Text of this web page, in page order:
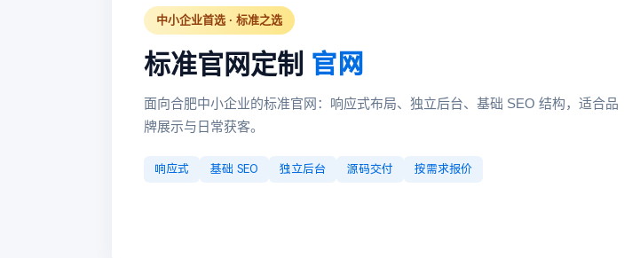
中小企业首选 · 标准之选
标准官网定制 官网
面向合肥中小企业的标准官网：响应式布局、独立后台、基础 SEO 结构，适合品
牌展示与日常获客。
响应式 基础 SEO 独立后台 源码交付 按需求报价